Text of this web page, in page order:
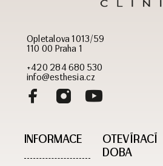
Opletalova 1013/59
110 00 Praha 1
+420 284 680 530
info@esthesia.cz
INFORMACE
OTEVÍRACÍ
DOBA​